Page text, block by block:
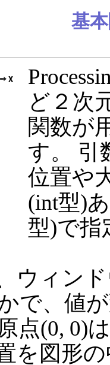
基
ど２次
関数が
す。 引
位置や
(int型)
型)で指
ウィン
で、値
点(0, 0)
を図形